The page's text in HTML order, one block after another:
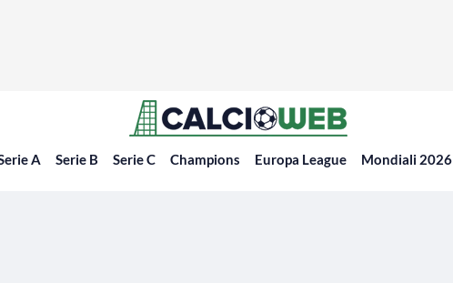
A Serie B Serie C Champions Europa League Mondiali 2026